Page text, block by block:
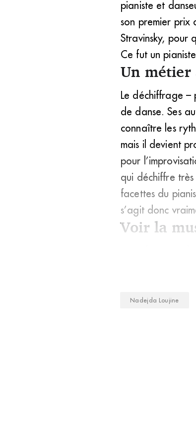
pianiste et
son premier prix
Stravinsky, pour
Ce fut un
Un métier
Le déchiffrage –
de danse. Ses
connaître les
mais il devient
pour
qui déchiffre très
facettes du
s’agit donc
Voir la
Nadejda Loujine